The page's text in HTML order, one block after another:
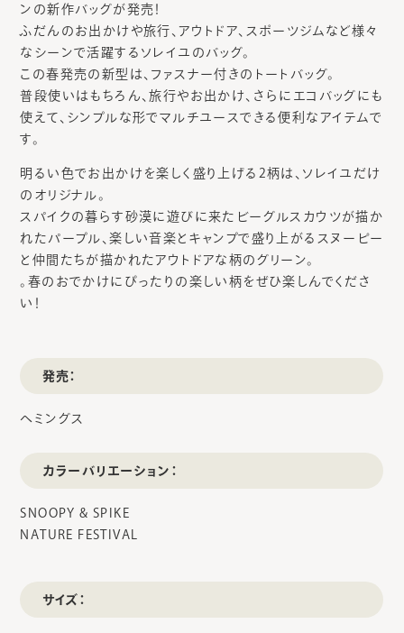
ンの新作バッグが発売！
ふだんのお出かけや旅行、アウトドア、スポーツジムなど様々
なシーンで活躍するソレイユのバッグ。
この春発売の新型は、ファスナー付きのトートバッグ。
普段使いはもちろん、旅行やお出かけ、さらにエコバッグにも
使えて、シンプルな形でマルチユースできる便利なアイテムで
す。
明るい色でお出かけを楽しく盛り上げる2柄は、ソレイユだけ
のオリジナル。
スパイクの暮らす砂漠に遊びに来たビーグルスカウツが描か
れたパープル、楽しい音楽とキャンプで盛り上がるスヌーピー
と仲間たちが描かれたアウトドアな柄のグリーン。
。春のおでかけにぴったりの楽しい柄をぜひ楽しんでくださ
い！
発売：
ヘミングス
カラーバリエーション：
SNOOPY & SPIKE
NATURE FESTIVAL
サイズ：